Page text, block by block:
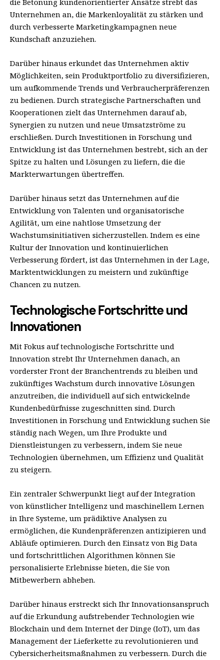
Unternehmen an, die Markenloyalität zu stärken und
durch verbesserte Marketingkampagnen neue
Kundschaft anzuziehen.
Darüber hinaus erkundet das Unternehmen aktiv
Möglichkeiten, sein Produktportfolio zu diversifizieren,
um aufkommende Trends und Verbraucherpräferenzen
zu bedienen. Durch strategische Partnerschaften und
Kooperationen zielt das Unternehmen darauf ab,
Synergien zu nutzen und neue Umsatzströme zu
erschließen. Durch Investitionen in Forschung und
Entwicklung ist das Unternehmen bestrebt, sich an der
Spitze zu halten und Lösungen zu liefern, die die
Markterwartungen übertreffen.
Darüber hinaus setzt das Unternehmen auf die
Entwicklung von Talenten und organisatorische
Agilität, um eine nahtlose Umsetzung der
Wachstumsinitiativen sicherzustellen. Indem es eine
Kultur der Innovation und kontinuierlichen
Verbesserung fördert, ist das Unternehmen in der Lage,
Marktentwicklungen zu meistern und zukünftige
Chancen zu nutzen.
Technologische Fortschritte und
Innovationen
Mit Fokus auf technologische Fortschritte und
Innovation strebt Ihr Unternehmen danach, an
vorderster Front der Branchentrends zu bleiben und
zukünftiges Wachstum durch innovative Lösungen
anzutreiben, die individuell auf sich entwickelnde
Kundenbedürfnisse zugeschnitten sind. Durch
Investitionen in Forschung und Entwicklung suchen Sie
ständig nach Wegen, um Ihre Produkte und
Dienstleistungen zu verbessern, indem Sie neue
Technologien übernehmen, um Effizienz und Qualität
zu steigern.
Ein zentraler Schwerpunkt liegt auf der Integration
von künstlicher Intelligenz und maschinellem Lernen
in Ihre Systeme, um prädiktive Analysen zu
ermöglichen, die Kundenpräferenzen antizipieren und
Abläufe optimieren. Durch den Einsatz von Big Data
und fortschrittlichen Algorithmen können Sie
personalisierte Erlebnisse bieten, die Sie von
Mitbewerbern abheben.
Darüber hinaus erstreckt sich Ihr Innovationsanspruch
auf die Erkundung aufstrebender Technologien wie
Blockchain und dem Internet der Dinge (IoT), um das
Management der Lieferkette zu revolutionieren und
Cybersicherheitsmaßnahmen zu verbessern. Durch die